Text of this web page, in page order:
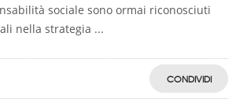
sociale sono ormai riconosciuti
nella strategia ...
CONDIVIDI